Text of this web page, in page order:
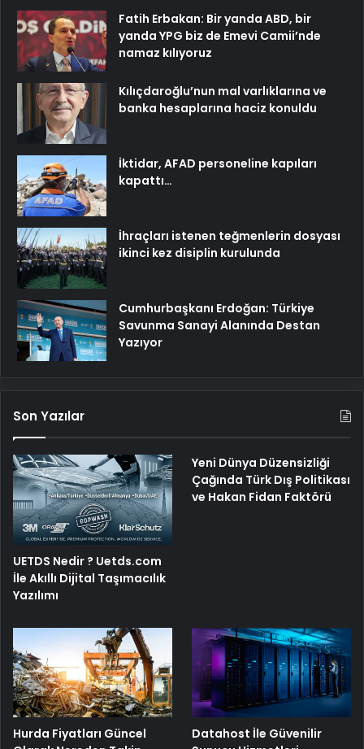
Fatih Erbakan: Bir yanda ABD, bir
yanda YPG biz de Emevi Camii’nde
namaz kılıyoruz
Kılıçdaroğlu’nun mal varlıklarına ve
banka hesaplarına haciz konuldu
İktidar, AFAD personeline kapıları
kapattı…
İhraçları istenen teğmenlerin dosyası
ikinci kez disiplin kurulunda
Cumhurbaşkanı Erdoğan: Türkiye
Savunma Sanayi Alanında Destan
Yazıyor
Son Yazılar
UETDS Nedir ? Uetds.com
İle Akıllı Dijital Taşımacılık
Yazılımı
Yeni Dünya Düzensizliği
Çağında Türk Dış Politikası
ve Hakan Fidan Faktörü
Hurda Fiyatları Güncel
Datahost İle Güvenilir